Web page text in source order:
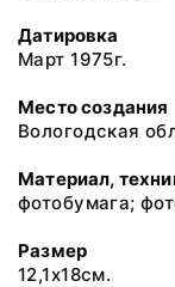
Датировка
Март 1975г.
Место создания
Вологодская
Материал,
фотобумага;
Размер
12,1х18см.